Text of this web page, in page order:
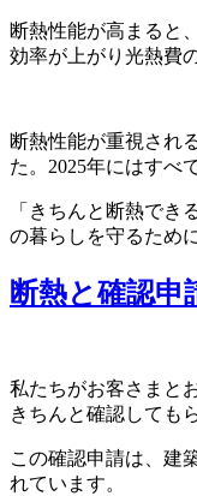
断熱性能が高まると
効率が上がり光熱費
断熱性能が重視され
た。2025年にはすべ
「きちんと断熱で
の暮らしを守るため
断熱と確認
私たちがお客さまと
きちんと確認しても
この確認申請は、建
れています。